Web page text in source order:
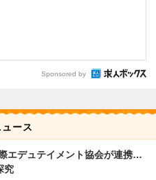
Sponsored by
ース
エデュテイメント協会が連携…
究